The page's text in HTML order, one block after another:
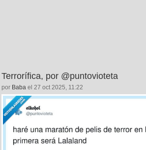
Terrorífica, por @puntovioteta
por Baba el 27 oct 2025, 11:22